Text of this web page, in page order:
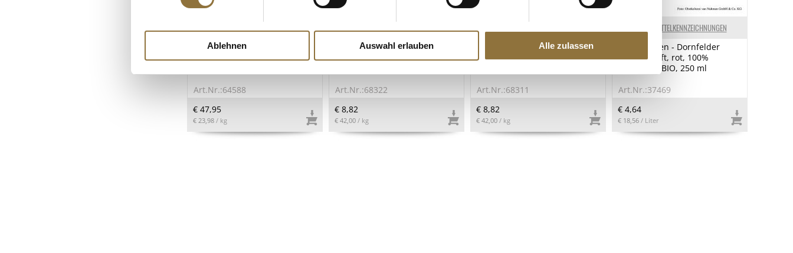
Ablehnen Auswahl erlauben Alle zulassen
LEBENSMITTELKENNZEICHNUNGEN
planted. Kebab Style,
Erbsenproteinbasis, TK
Art.Nr.:64588
€ 47,95
€ 23,98 / kg
LEBENSMITTELKENNZEICHNUNGEN
WAO Chocolate Mochi - Mochi
mit Schokoladeneis, TK, 210 g,
Art.Nr.:68322
€ 8,82
€ 42,00 / kg
WAO Mango Mochi - Mochi mit
Mangoeis, TK, 210 g, 6 x 35g
Art.Nr.:68311
€ 8,82
€ 42,00 / kg
LEBENSMITTELKENNZEICHNUNGEN
van Nahmen - Dornfelder
Traubensaft, rot, 100%
Direktsaft, BIO, 250 ml
Art.Nr.:37469
€ 4,64
€ 18,56 / Liter